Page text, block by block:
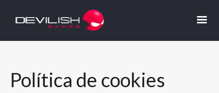
Política de cookies